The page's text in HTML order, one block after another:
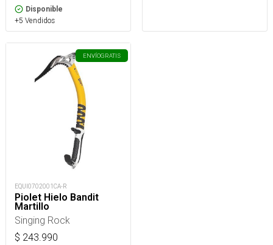
Disponible
+5 Vendidos
ENVÍOGRATIS
EQUI0702001CA-R
Piolet Hielo Bandit
Martillo
Singing Rock
$ 243.990